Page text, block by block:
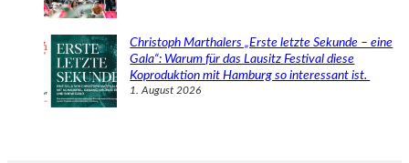
Christoph Marthalers „Erste letzte Sekunde – eine
Gala“: Warum für das Lausitz Festival diese
Koproduktion mit Hamburg so interessant ist.
1. August 2026